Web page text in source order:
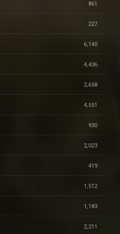
861
227
6,140
4,436
2,658
4,551
930
2,023
419
1,512
1,183
2,211